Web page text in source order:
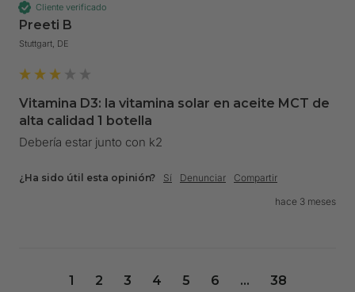
Cliente verificado
Preeti B
Stuttgart, DE
Vitamina D3: la vitamina solar en aceite MCT de
alta calidad 1 botella
Debería estar junto con k2
¿Ha sido útil esta opinión? Sí Denunciar
Compartir
hace 3 meses
1 2 3 4 5 6 ... 38